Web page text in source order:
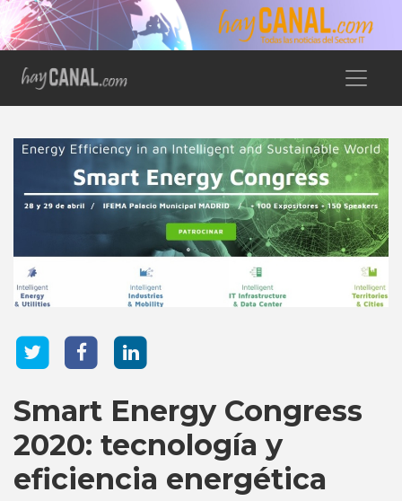
Smart Energy Congress
2020: tecnología y
eficiencia energética